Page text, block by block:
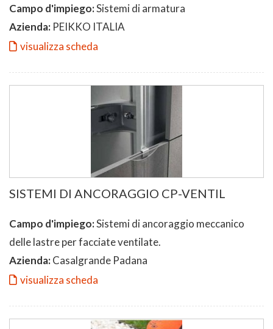
Campo d'impiego:Sistemi di armatura
Azienda: PEIKKO ITALIA
visualizza scheda
SISTEMI DI ANCORAGGIO CP-VENTIL
Campo d'impiego:Sistemi di ancoraggio meccanico
delle lastre per facciate ventilate.
Azienda:Casalgrande Padana
visualizza scheda